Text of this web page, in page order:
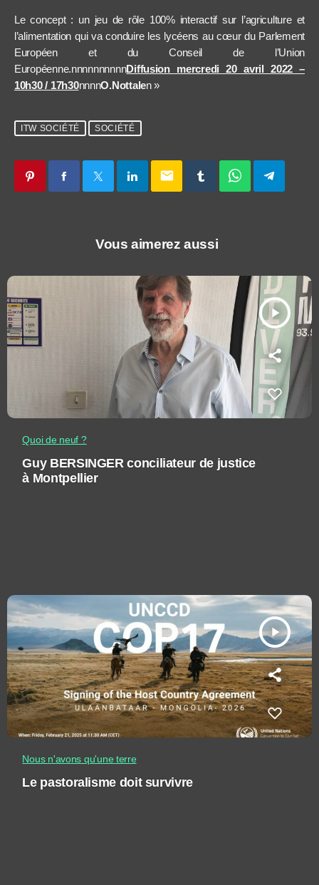
Le concept : un jeu de rôle 100% interactif sur l’agriculture et
l’alimentation qui va conduire les lycéens au cœur du Parlement
Européen et du Conseil de l’Union
Européenne.nnnnnnnnnnDiffusion mercredi 20 avril 2022 –
10h30 / 17h30nnnnO.Nottalen »
ITW SOCIÉTÉ SOCIÉTÉ
email
Vous aimerez aussi
play_arrow
Quoi de neuf ?
Guy BERSINGER conciliateur de justice
à Montpellier
play_arrow
Nous n'avons qu'une terre
Le pastoralisme doit survivre